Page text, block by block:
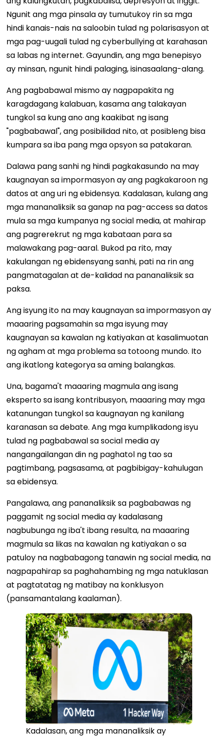
Ngunit ang mga pinsala ay tumutukoy rin sa mga
hindi kanais-nais na saloobin tulad ng polarisasyon at
mga pag-uugali tulad ng cyberbullying at karahasan
sa labas ng internet. Gayundin, ang mga benepisyo
ay minsan, ngunit hindi palaging, isinasaalang-alang.
Ang pagbabawal mismo ay nagpapakita ng
karagdagang kalabuan, kasama ang talakayan
tungkol sa kung ano ang kaakibat ng isang
"pagbabawal", ang posibilidad nito, at posibleng bisa
kumpara sa iba pang mga opsyon sa patakaran.
Dalawa pang sanhi ng hindi pagkakasundo na may
kaugnayan sa impormasyon ay ang pagkakaroon ng
datos at ang uri ng ebidensya. Kadalasan, kulang ang
mga mananaliksik sa ganap na pag-access sa datos
mula sa mga kumpanya ng social media, at mahirap
ang pagrerekrut ng mga kabataan para sa
malawakang pag-aaral. Bukod pa rito, may
kakulangan ng ebidensyang sanhi, pati na rin ang
pangmatagalan at de-kalidad na pananaliksik sa
paksa.
Ang isyung ito na may kaugnayan sa impormasyon ay
maaaring pagsamahin sa mga isyung may
kaugnayan sa kawalan ng katiyakan at kasalimuotan
ng agham at mga problema sa totoong mundo. Ito
ang ikatlong kategorya sa aming balangkas.
Una, bagama't maaaring magmula ang isang
eksperto sa isang kontribusyon, maaaring may mga
katanungan tungkol sa kaugnayan ng kanilang
karanasan sa debate. Ang mga kumplikadong isyu
tulad ng pagbabawal sa social media ay
nangangailangan din ng paghatol ng tao sa
pagtimbang, pagsasama, at pagbibigay-kahulugan
sa ebidensya.
Pangalawa, ang pananaliksik sa pagbabawas ng
paggamit ng social media ay kadalasang
nagbubunga ng iba't ibang resulta, na maaaring
magmula sa likas na kawalan ng katiyakan o sa
patuloy na nagbabagong tanawin ng social media, na
nagpapahirap sa paghahambing ng mga natuklasan
at pagtatatag ng matibay na konklusyon
(pansamantalang kaalaman).
Kadalasan, ang mga mananaliksik ay